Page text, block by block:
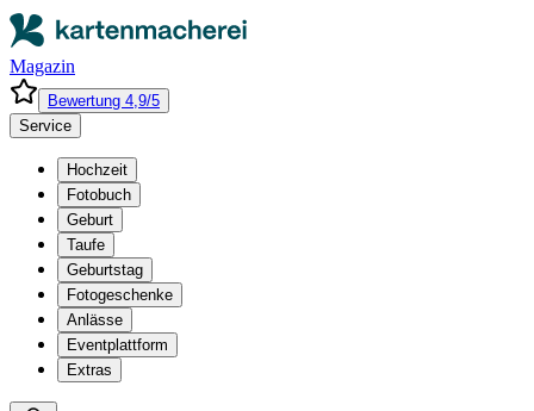
Magazin
Bewertung 4,9/5
Service
Hochzeit
Fotobuch
Geburt
Taufe
Geburtstag
Fotogeschenke
Anlässe
Eventplattform
Extras